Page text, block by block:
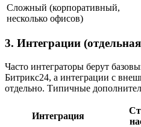
Сложный (корпоративный,
несколько офисов)
3. Интеграции
Часто интеграторы берут
Битрикс24, а интеграции с
отдельно. Типичные
Интеграция